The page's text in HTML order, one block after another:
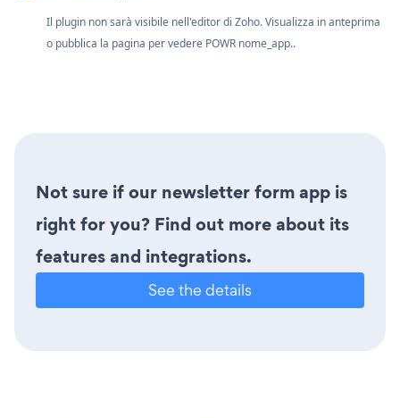
Il plugin non sarà visibile nell'editor di Zoho. Visualizza in anteprima
o pubblica la pagina per vedere POWR nome_app..
Not sure if our newsletter form app is
right for you? Find out more about its
features and integrations.
See the details